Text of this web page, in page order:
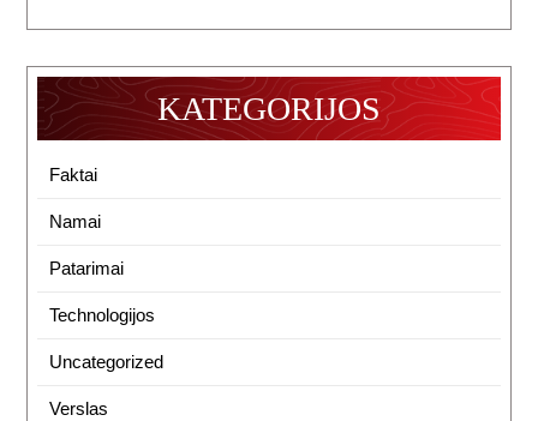
KATEGORIJOS
Faktai
Namai
Patarimai
Technologijos
Uncategorized
Verslas